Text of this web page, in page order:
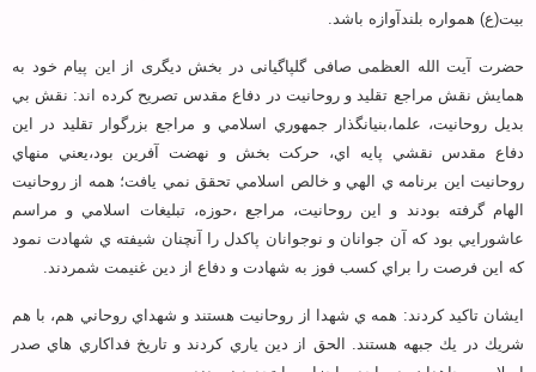
بيت(ع) همواره بلندآوازه باشد.
حضرت آیت الله العظمی صافی گلپاگیانی در بخش دیگری از این پیام خود به
همایش نقش مراجع تقلید و روحانیت در دفاع مقدس تصریح کرده اند: نقش بي
بديل روحانيت، علما،بنيانگذار جمهوري اسلامي و مراجع بزرگوار تقليد در اين
دفاع مقدس نقشي پايه اي، حركت بخش و نهضت آفرين بود،يعني منهاي
روحانيت اين برنامه ي الهي و خالص اسلامي تحقق نمي يافت؛ همه از روحانيت
الهام گرفته بودند و اين روحانيت، مراجع ،حوزه، تبليغات اسلامي و مراسم
عاشورايي بود كه آن جوانان و نوجوانان پاكدل را آنچنان شيفته ي شهادت نمود
كه اين فرصت را براي كسب فوز به شهادت و دفاع از دين غنيمت شمردند.
ایشان تاکید کردند: همه ي شهدا از روحانيت هستند و شهداي روحاني هم، با هم
شريك در يك جبهه هستند. الحق از دين ياري كردند و تاريخ فداكاري هاي صدر